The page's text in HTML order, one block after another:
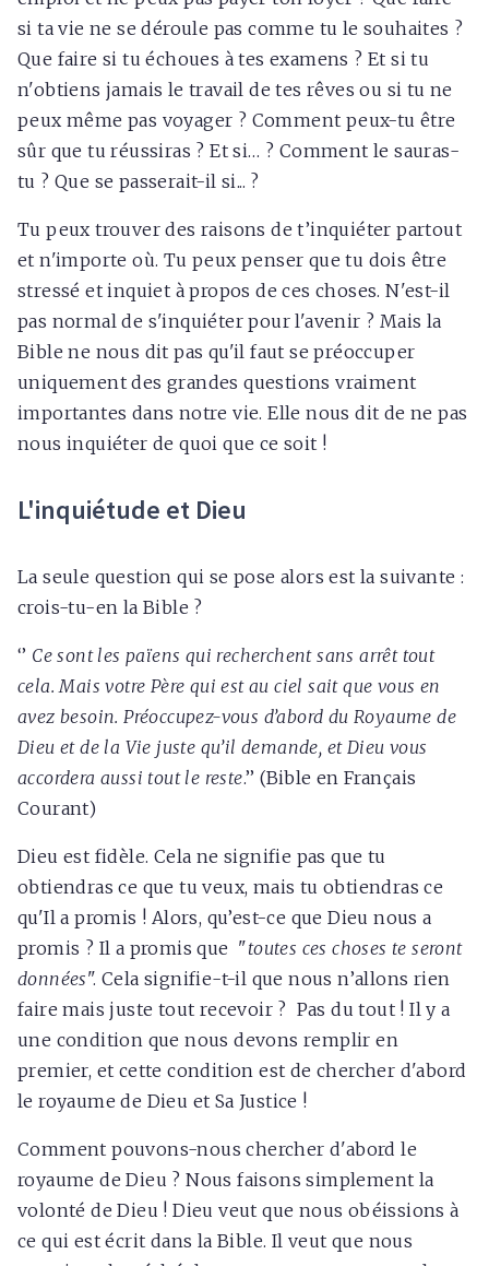
si ta vie ne se déroule pas comme tu le souhaites ?
Que faire si tu échoues à tes examens ? Et si tu
n'obtiens jamais le travail de tes rêves ou si tu ne
peux même pas voyager ? Comment peux-tu être
sûr que tu réussiras ? Et si… ? Comment le sauras-
tu ? Que se passerait-il si... ?
Tu peux trouver des raisons de t’inquiéter partout
et n'importe où. Tu peux penser que tu dois être
stressé et inquiet à propos de ces choses. N'est-il
pas normal de s'inquiéter pour l'avenir ? Mais la
Bible ne nous dit pas qu'il faut se préoccuper
uniquement des grandes questions vraiment
importantes dans notre vie. Elle nous dit de ne pas
nous inquiéter de quoi que ce soit !
L'inquiétude et Dieu
La seule question qui se pose alors est la suivante :
crois-tu-en la Bible ?
‘’ Ce sont les païens qui recherchent sans arrêt tout
cela. Mais votre Père qui est au ciel sait que vous en
avez besoin. Préoccupez-vous d’abord du Royaume de
Dieu et de la Vie juste qu’il demande, et Dieu vous
accordera aussi tout le reste.’’(Bible en Français
Courant)
Dieu est fidèle. Cela ne signifie pas que tu
obtiendras ce que tu veux, mais tu obtiendras ce
qu'Il a promis ! Alors, qu’est-ce que Dieu nous a
promis ? Il a promis que "toutes ces choses te seront
données". Cela signifie-t-il que nous n’allons rien
faire mais juste tout recevoir ? Pas du tout ! Il y a
une condition que nous devons remplir en
premier, et cette condition est de chercher d'abord
le royaume de Dieu et Sa Justice !
Comment pouvons-nous chercher d'abord le
royaume de Dieu ? Nous faisons simplement la
volonté de Dieu ! Dieu veut que nous obéissions à
ce qui est écrit dans la Bible. Il veut que nous